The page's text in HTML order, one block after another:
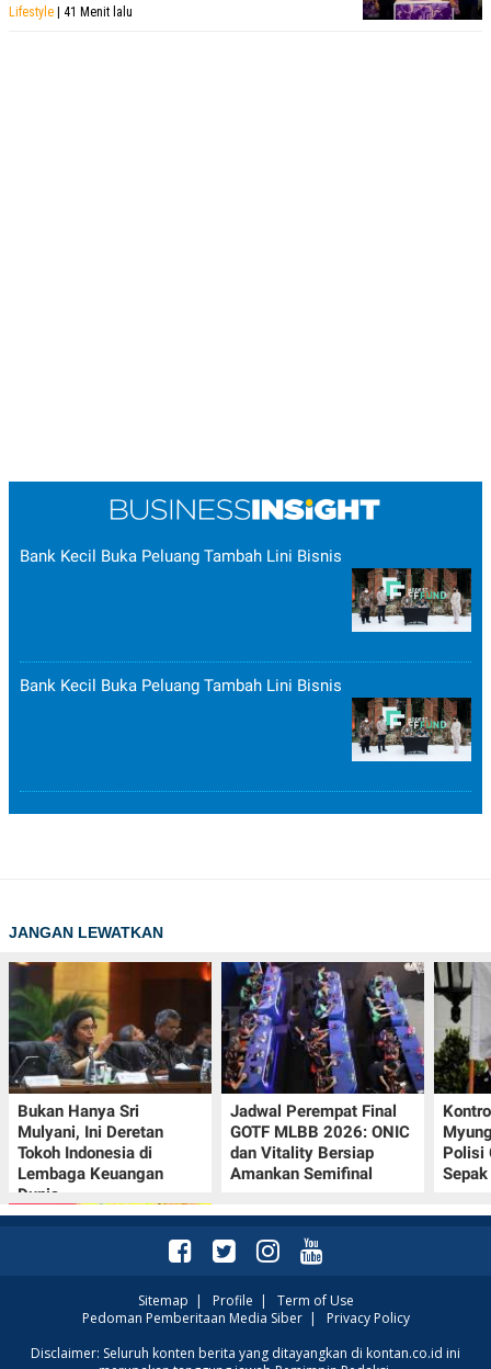
Lifestyle | 41 Menit lalu
Bank Kecil Buka Peluang Tambah Lini Bisnis
Bank Kecil Buka Peluang Tambah Lini Bisnis
JANGAN LEWATKAN
Bukan Hanya Sri
Mulyani, Ini Deretan
Tokoh Indonesia di
Lembaga Keuangan
Dunia
Jadwal Perempat Final
GOTF MLBB 2026: ONIC
dan Vitality Bersiap
Amankan Semifinal
Polisi
Promo JSM Alfamart 7–
Sitemap | Profile | Term of Use
Pedoman Pemberitaan Media Siber| Privacy Policy
Disclaimer: Seluruh konten berita yang ditayangkan di kontan.co.id ini